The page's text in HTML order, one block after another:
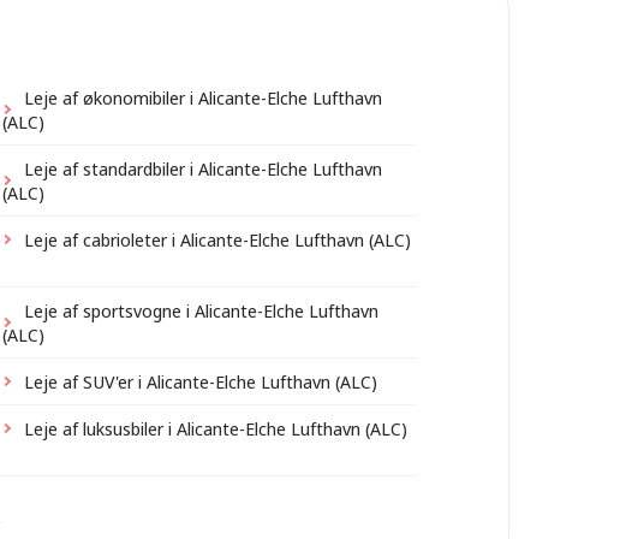
Leje af økonomibiler i Alicante-Elche Lufthavn
(ALC)
Leje af standardbiler i Alicante-Elche Lufthavn
(ALC)
Leje af cabrioleter i Alicante-Elche Lufthavn (ALC)
Leje af sportsvogne i Alicante-Elche Lufthavn
(ALC)
Leje af SUV'er i Alicante-Elche Lufthavn (ALC)
Leje af luksusbiler i Alicante-Elche Lufthavn (ALC)